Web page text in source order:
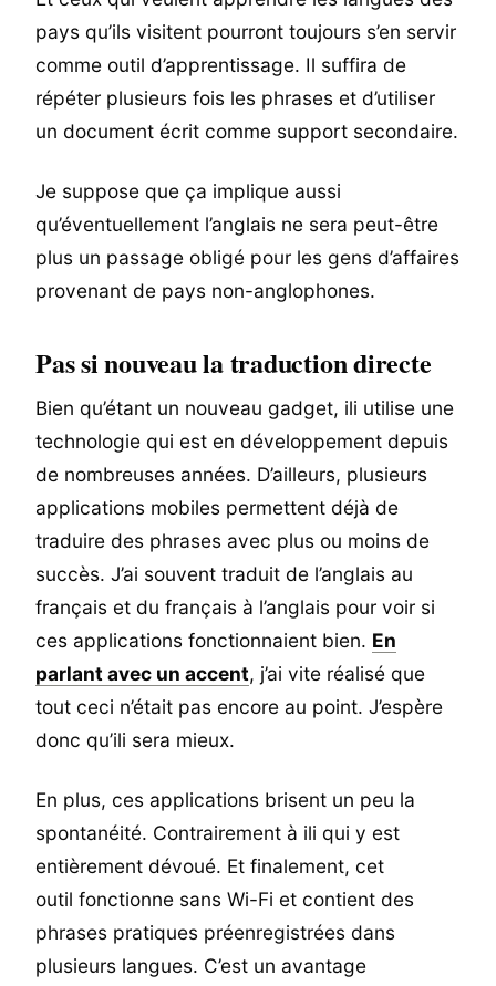
pays qu’ils visitent pourront toujours s’en servir
comme outil d’apprentissage. Il suffira de
répéter plusieurs fois les phrases et d’utiliser
un document écrit comme support secondaire.
Je suppose que ça implique aussi
qu’éventuellement l’anglais ne sera peut-être
plus un passage obligé pour les gens d’affaires
provenant de pays non-anglophones.
Pas si nouveau la traduction directe
Bien qu’étant un nouveau gadget, ili utilise une
technologie qui est en développement depuis
de nombreuses années. D’ailleurs, plusieurs
applications mobiles permettent déjà de
traduire des phrases avec plus ou moins de
succès. J’ai souvent traduit de l’anglais au
français et du français à l’anglais pour voir si
ces applications fonctionnaient bien. En
parlant avec un accent, j’ai vite réalisé que
tout ceci n’était pas encore au point. J’espère
donc qu’ili sera mieux.
En plus, ces applications brisent un peu la
spontanéité. Contrairement à ili qui y est
entièrement dévoué. Et finalement, cet
outil fonctionne sans Wi-Fi et contient des
phrases pratiques préenregistrées dans
plusieurs langues. C’est un avantage